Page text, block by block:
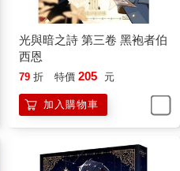
反更意味著威脅。這世界上沒
造力；同樣，也沒有哪一個物
、屠殺生命。
那艘船上配備捕鯨設備，他就
有察覺剛才換氣時的水柱早就
風平浪靜的海面上，人們隔著
水面下的鯨魚。在三胖自以為
光與暗之詩 第三卷 黑袍者伯
西恩
79 折 特價 205 元
加入購物車